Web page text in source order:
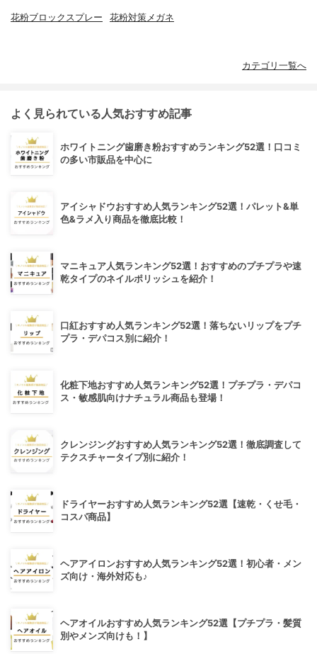
花粉ブロックスプレー 花粉対策メガネ
カテゴリ一覧へ
よく見られている人気おすすめ記事
ホワイトニング歯磨き粉おすすめランキング52選！口コミ
の多い市販品を中心に
アイシャドウおすすめ人気ランキング52選！パレット&単
色&ラメ入り商品を徹底比較！
マニキュア人気ランキング52選！おすすめのプチプラや速
乾タイプのネイルポリッシュを紹介！
口紅おすすめ人気ランキング52選！落ちないリップをプチ
プラ・デパコス別に紹介！
化粧下地おすすめ人気ランキング52選！プチプラ・デパコ
ス・敏感肌向けナチュラル商品も登場！
クレンジングおすすめ人気ランキング52選！徹底調査して
テクスチャータイプ別に紹介！
ドライヤーおすすめ人気ランキング52選【速乾・くせ毛・
コスパ商品】
ヘアアイロンおすすめ人気ランキング52選！初心者・メン
ズ向け・海外対応も♪
ヘアオイルおすすめ人気ランキング52選【プチプラ・髪質
別やメンズ向けも！】